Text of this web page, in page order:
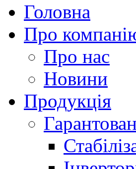
Головна
Про
Про нас
Новини
Продукція